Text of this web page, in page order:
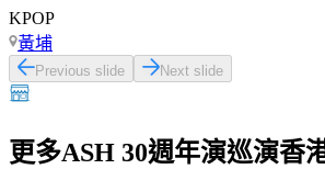
KPOP
黃埔
Previous slide Next slide
更多ASH 30週年演巡演香